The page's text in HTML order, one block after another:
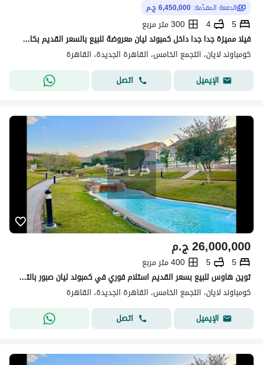
الدفعة المقدّمة: 6,450,000 ج.م
5
4
300 متر مربع
فيلا مميزة جدا جدا داخل كمبوند ليان معروضة للبيع بالسعر القديم بكاش 6.450. 000 بمساحات كبيرة وفيو رائع داخل الكمبوند
كومباوند لايان، التجمع الخامس، القاهرة الجديدة، القاهرة
الإيميل
اتصل
ج.م26,000,000
5
5
400 متر مربع
توين هاوس للبيع بسعر القديم استلام فوري في كمبوند ليان صبور بالتجمع الخامس في اميز لوكشين
كومباوند لايان، التجمع الخامس، القاهرة الجديدة، القاهرة
الإيميل
اتصل